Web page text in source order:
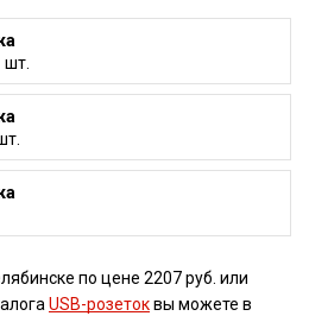
шт.
по цене 2207 руб. или
USB-розетоквы можете в